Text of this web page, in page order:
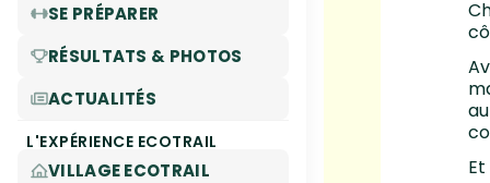
SE PRÉPARER
RÉSULTATS & PHOTOS
ACTUALITÉS
L'EXPÉRIENCE ECOTRAIL
VILLAGE ECOTRAIL